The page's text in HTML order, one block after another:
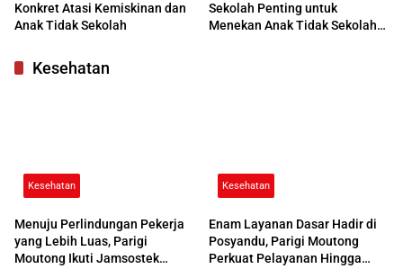
Konkret Atasi Kemiskinan dan
Anak Tidak Sekolah
Sekolah Penting untuk
Menekan Anak Tidak Sekolah
Kesehatan
Kesehatan
Menuju Perlindungan Pekerja
yang Lebih Luas, Parigi
Moutong Ikuti Jamsostek
Kesehatan
Enam Layanan Dasar Hadir di
Posyandu, Parigi Moutong
Perkuat Pelayanan Hingga